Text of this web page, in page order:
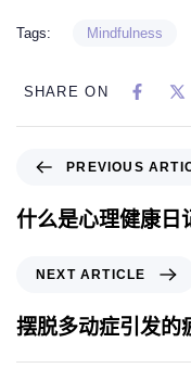
Tags: Mindfulness
SHARE ON
PREVIOUS
什么是心理健康日
NEXT ARTICLE
摆脱多动症引发的